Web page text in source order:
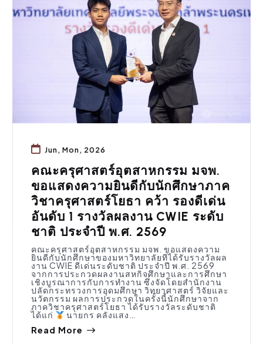
Jun, Mon, 2026
คณะครุศาสตร์อุตสาหกรรม มจพ.
ขอแสดงความยินดีกับนักศึกษาภาค
วิชาครุศาสตร์โยธา คว้า รองดีเด่น
อันดับ 1 รางวัลผลงาน CWIE ระดับ
ชาติ ประจำปี พ.ศ. 2569
คณะครุศาสตร์อุตสาหกรรม มจพ. ขอแสดงความ
ยินดีกับนักศึกษาของมหาวิทยาลัยที่ได้รับรางวัลผล
งาน CWIE ดีเด่นระดับชาติ ประจำปี พ.ศ. 2569
จากการประกวดผลงานสหกิจศึกษาและการศึกษา
เชิงบูรณาการกับการทำงาน ซึ่งจัดโดยสำนักงาน
ปลัดกระทรวงการอุดมศึกษา วิทยาศาสตร์ วิจัยและ
นวัตกรรม ผลการประกวดในครั้งนี้นักศึกษาจาก
ภาควิชาครุศาสตร์โยธา ได้รับรางวัลระดับชาติ
ได้แก่
นายกร คลังแสง…
Read More